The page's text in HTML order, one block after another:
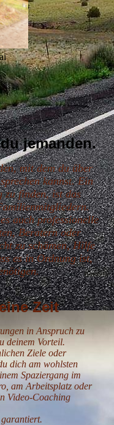
jemanden.
mit dem du über
kannst. Ein
zu finden, ist das
auch professionelle
Beratern oder
zu schämen, Hilfe
es in Ordnung ist,
Zeit
in Anspruch zu
deinem Vorteil.
Ziele oder
dich am wohlsten
Spaziergang im
am Arbeitsplatz oder
Video-Coaching